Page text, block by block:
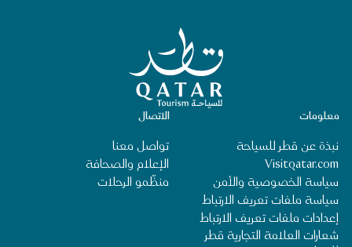
الصفحة الرئيسية لقطر للسياحة
الاتصال
تواصل معنا
الإعلام والصحافة
منظِّمو الرحلات
معلومات
نبذة عن قطر للسياحة
Visitqatar.com
سياسة الخصوصية والأمن
سياسة ملفات تعريف الارتباط
إعدادات ملفات تعريف الارتباط
شعارات العلامة التجارية قطر